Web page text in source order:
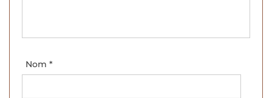
Nom *